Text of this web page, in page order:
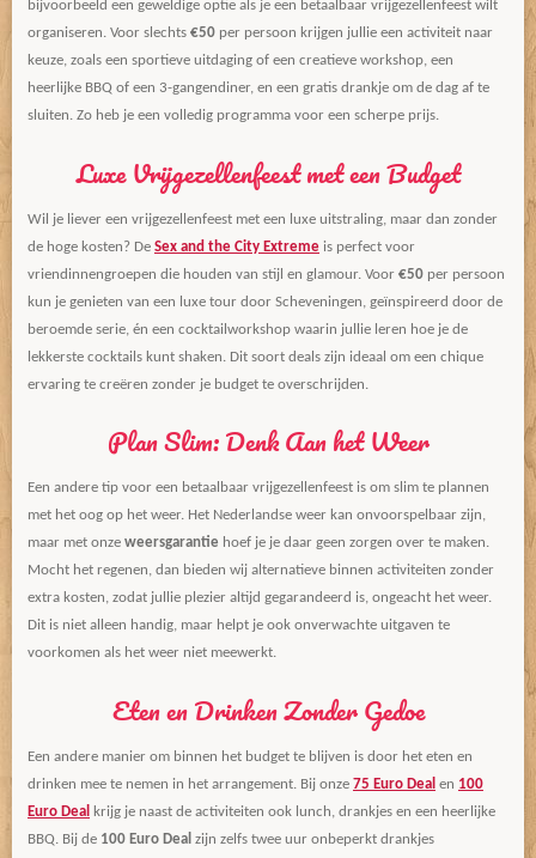
bijvoorbeeld een geweldige optie als je een betaalbaar vrijgezellenfeest wilt
organiseren. Voor slechts €50 per persoon krijgen jullie een activiteit naar
keuze, zoals een sportieve uitdaging of een creatieve workshop, een
heerlijke BBQ of een 3-gangendiner, en een gratis drankje om de dag af te
sluiten. Zo heb je een volledig programma voor een scherpe prijs.
Luxe Vrijgezellenfeest met een Budget
Wil je liever een vrijgezellenfeest met een luxe uitstraling, maar dan zonder
de hoge kosten? De Sex and the City Extreme is perfect voor
vriendinnengroepen die houden van stijl en glamour. Voor €50 per persoon
kun je genieten van een luxe tour door Scheveningen, geïnspireerd door de
beroemde serie, én een cocktailworkshop waarin jullie leren hoe je de
lekkerste cocktails kunt shaken. Dit soort deals zijn ideaal om een chique
ervaring te creëren zonder je budget te overschrijden.
Plan Slim: Denk Aan het Weer
Een andere tip voor een betaalbaar vrijgezellenfeest is om slim te plannen
met het oog op het weer. Het Nederlandse weer kan onvoorspelbaar zijn,
maar met onze weersgarantie hoef je je daar geen zorgen over te maken.
Mocht het regenen, dan bieden wij alternatieve binnen activiteiten zonder
extra kosten, zodat jullie plezier altijd gegarandeerd is, ongeacht het weer.
Dit is niet alleen handig, maar helpt je ook onverwachte uitgaven te
voorkomen als het weer niet meewerkt.
Eten en Drinken Zonder Gedoe
Een andere manier om binnen het budget te blijven is door het eten en
drinken mee te nemen in het arrangement. Bij onze 75 Euro Deal en 100
Euro Deal
krijg je naast de activiteiten ook lunch, drankjes en een heerlijke
BBQ. Bij de 100 Euro Deal zijn zelfs twee uur onbeperkt drankjes